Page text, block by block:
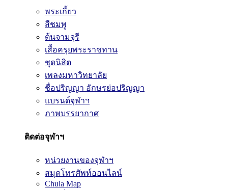
พระเกี้ยว
สีชมพู
ต้นจามจุรี
เสื้อครุยพระราชทาน
ชุดนิสิต
เพลงมหาวิทยาลัย
ชื่อปริญญา อักษรย่อปริญญา
แบรนด์จุฬาฯ
ภาพบรรยากาศ
ติดต่อจุฬาฯ
หน่วยงานของจุฬาฯ
สมุดโทรศัพท์ออนไลน์
Chula Map